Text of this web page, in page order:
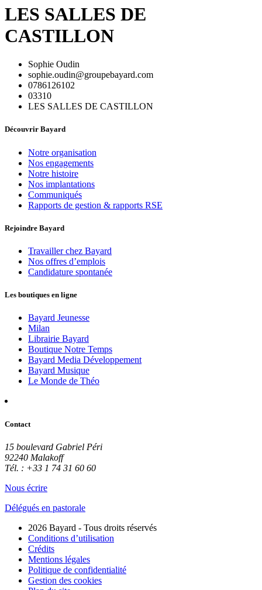
LES SALLES DE
CASTILLON
Sophie Oudin
sophie.oudin@groupebayard.com
0786126102
03310
LES SALLES DE CASTILLON
Découvrir Bayard
Notre organisation
Nos engagements
Notre histoire
Nos implantations
Communiqués
Rapports de gestion & rapports RSE
Rejoindre Bayard
Travailler chez Bayard
Nos offres d’emplois
Candidature spontanée
Les boutiques en ligne
Bayard Jeunesse
Milan
Librairie Bayard
Boutique Notre Temps
Bayard Media Développement
Bayard Musique
Le Monde de Théo
Contact
15 boulevard Gabriel Péri
92240 Malakoff
Tél. : +33 1 74 31 60 60
Nous écrire
Délégués en pastorale
2026 Bayard - Tous droits réservés
Conditions d’utilisation
Crédits
Mentions légales
Politique de confidentialité
Gestion des cookies